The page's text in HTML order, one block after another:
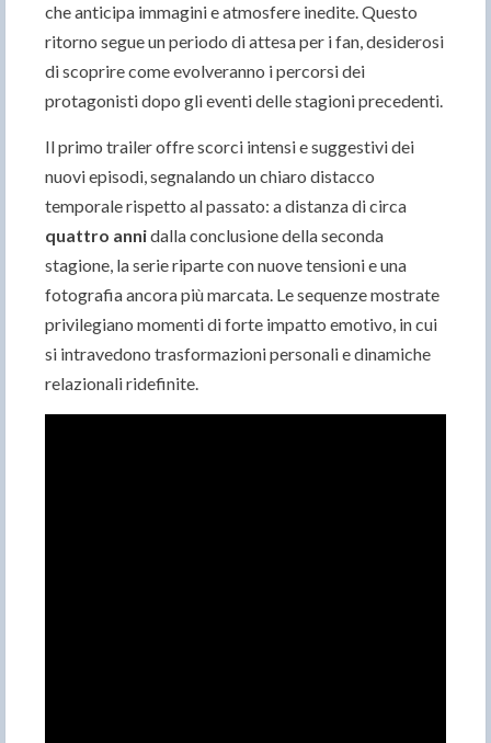
che anticipa immagini e atmosfere inedite. Questo
ritorno segue un periodo di attesa per i fan, desiderosi
di scoprire come evolveranno i percorsi dei
protagonisti dopo gli eventi delle stagioni precedenti.
Il primo trailer offre scorci intensi e suggestivi dei
nuovi episodi, segnalando un chiaro distacco
temporale rispetto al passato: a distanza di circa
quattro annidalla conclusione della seconda
stagione, la serie riparte con nuove tensioni e una
fotografia ancora più marcata. Le sequenze mostrate
privilegiano momenti di forte impatto emotivo, in cui
si intravedono trasformazioni personali e dinamiche
relazionali ridefinite.